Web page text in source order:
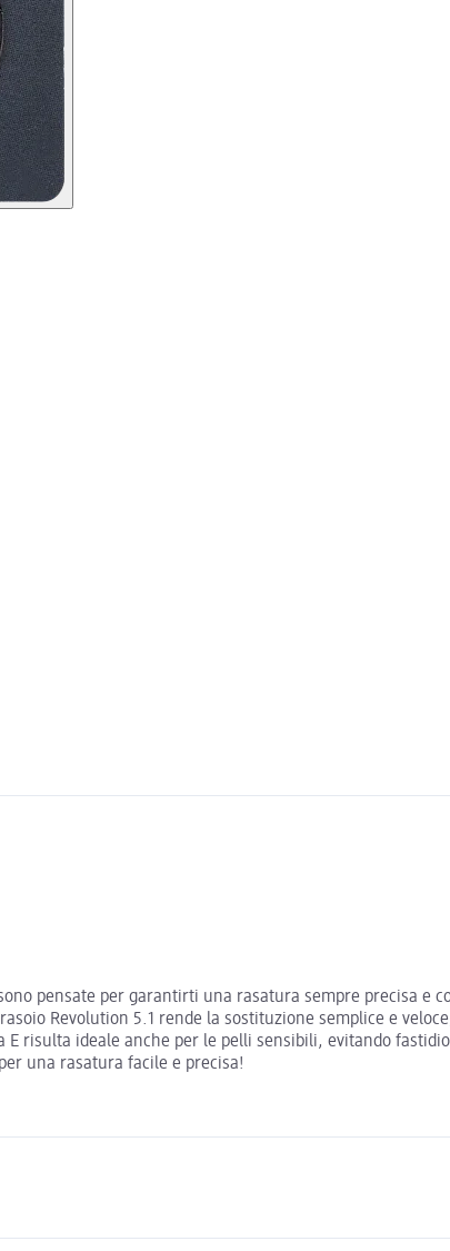
pensate per garantirti una rasatura sempre precisa
Revolution 5.1 rende la sostituzione semplice e
risulta ideale anche per le pelli sensibili, evitando
una rasatura facile e precisa!